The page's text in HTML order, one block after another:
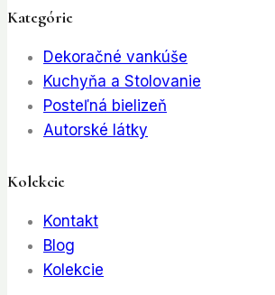
Kategórie
Dekoračné vankúše
Kuchyňa a Stolovanie
Posteľná bielizeň
Autorské látky
Kolekcie
Kontakt
Blog
Kolekcie